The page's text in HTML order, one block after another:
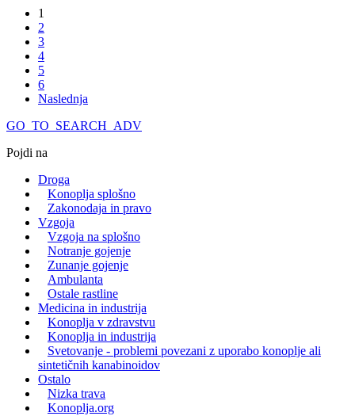
1
2
3
4
5
6
Naslednja
GO_TO_SEARCH_ADV
Pojdi na
Droga
Konoplja splošno
Zakonodaja in pravo
Vzgoja
Vzgoja na splošno
Notranje gojenje
Zunanje gojenje
Ambulanta
Ostale rastline
Medicina in industrija
Konoplja v zdravstvu
Konoplja in industrija
Svetovanje - problemi povezani z uporabo konoplje ali
sintetičnih kanabinoidov
Ostalo
Nizka trava
Konoplja.org